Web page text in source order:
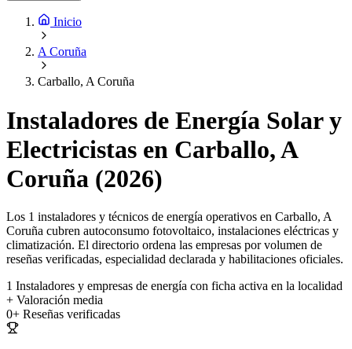
Inicio
A Coruña
Carballo, A Coruña
Instaladores de Energía Solar y
Electricistas en Carballo, A
Coruña (2026)
Los 1 instaladores y técnicos de energía operativos en Carballo, A
Coruña cubren autoconsumo fotovoltaico, instalaciones eléctricas y
climatización. El directorio ordena las empresas por volumen de
reseñas verificadas, especialidad declarada y habilitaciones oficiales.
1 Instaladores y empresas de energía con ficha activa en la localidad
+ Valoración media
0+ Reseñas verificadas